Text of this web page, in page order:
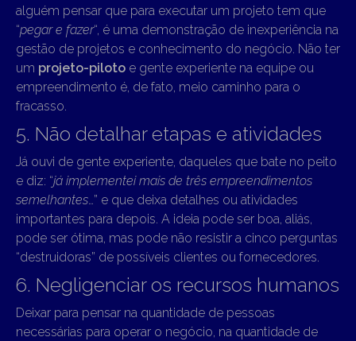
alguém pensar que para executar um projeto tem que
“pegar e fazer“, é uma demonstração de inexperiência na
gestão de projetos e conhecimento do negócio. Não ter
um projeto-piloto e gente experiente na equipe ou
empreendimento é, de fato, meio caminho para o
fracasso.
5. Não detalhar etapas e atividades
Já ouvi de gente experiente, daqueles que bate no peito
e diz: “já implementei mais de três empreendimentos
semelhantes…” e que deixa detalhes ou atividades
importantes para depois. A ideia pode ser boa, aliás,
pode ser ótima, mas pode não resistir a cinco perguntas
“destruidoras” de possíveis clientes ou fornecedores.
6. Negligenciar os recursos humanos
Deixar para pensar na quantidade de pessoas
necessárias para operar o negócio, na quantidade de